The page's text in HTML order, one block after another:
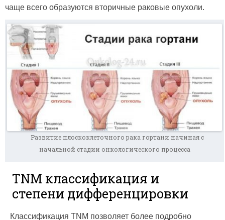
чаще всего образуются вторичные раковые опухоли.
Развитие плоскоклеточного рака гортани начиная с
начальной стадии онкологического процесса
TNM классификация и
степени дифференцировки
Классификация TNM позволяет более подробно